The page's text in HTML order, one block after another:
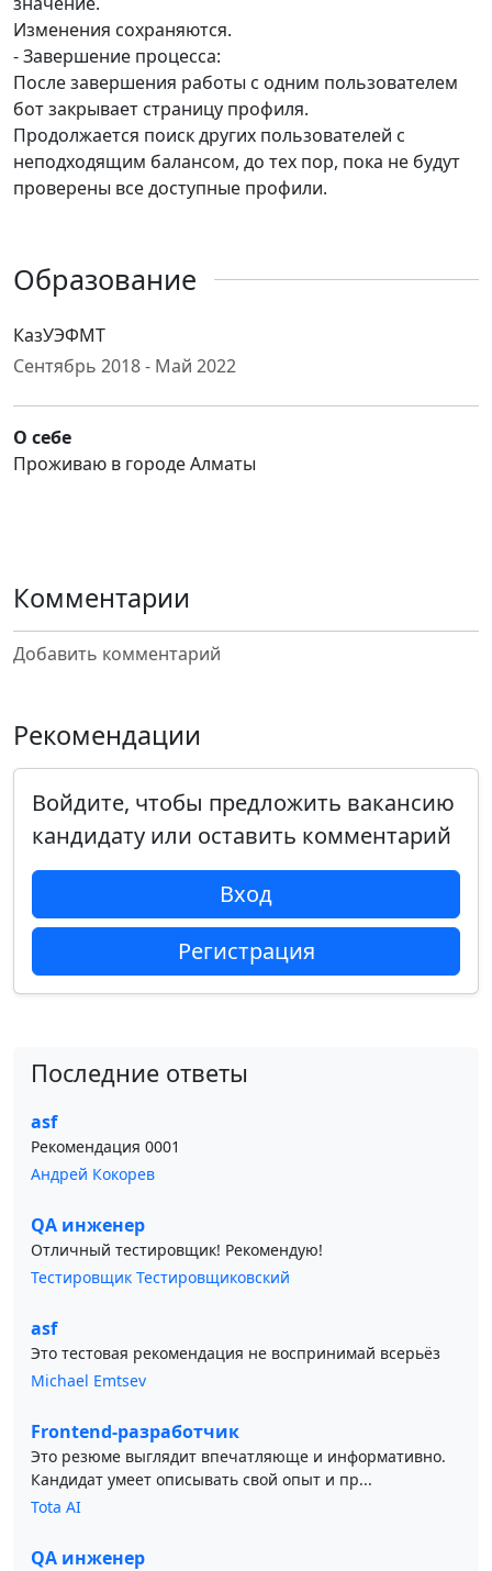
Изменения сохраняются.
- Завершение процесса:
После завершения работы с одним пользователем
бот закрывает страницу профиля.
Продолжается поиск других пользователей с
неподходящим балансом, до тех пор, пока не будут
проверены все доступные профили.
Образование
КазУЭФМТ
Сентябрь 2018 - Май 2022
О себе
Проживаю в городе Алматы
Комментарии
Добавить комментарий
Рекомендации
Войдите, чтобы предложить вакансию
кандидату или оставить комментарий
Вход
Регистрация
Последние ответы
asf
Рекомендация 0001
Андрей Кокорев
QA инженер
Отличный тестировщик! Рекомендую!
Тестировщик Тестировщиковский
asf
Это тестовая рекомендация не воспринимай всерьёз
Michael Emtsev
Frontend-разработчик
Это резюме выглядит впечатляюще и информативно.
Кандидат умеет описывать свой опыт и пр...
Tota AI
QA инженер